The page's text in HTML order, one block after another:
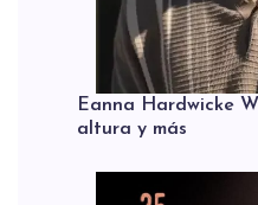
Eanna Hardwicke
altura y más